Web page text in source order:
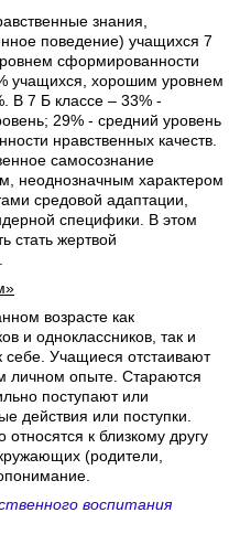
знания,
поведение) учащихся 7
сформированности
учащихся, хорошим уровнем
В 7 Б классе – 33% -
29% - средний уровень
нравственных качеств.
самосознание
неоднозначным характером
средовой адаптации,
специфики. В этом
стать жертвой
возрасте как
и одноклассников, так и
себе. Учащиеся отстаивают
личном опыте. Стараются
поступают или
действия или поступки.
к близкому другу
(родители,
воспитания